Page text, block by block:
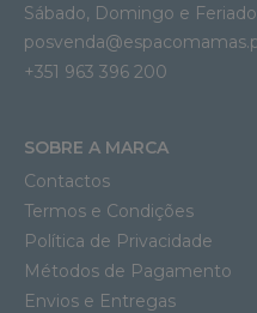
Sábado, Domingo e
+351 963 396 200
SOBRE A MARCA
Contactos
Termos e Condições
Política de Privacidade
Métodos de Pagamento
Envios e Entregas